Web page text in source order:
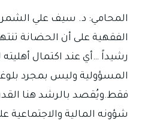
المحامي: د. سيف علي
الفقهية على أن الحضانة
رشيداً …أي عند اكتمال أهليته
المسؤولية وليس بمجرد
فقط.ويُقصد بالرشد هنا
شؤونه المالية والاجتماعية